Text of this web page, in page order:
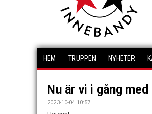
HEM TRUPPEN NYHETER
Nu är vi i gång
2023-10-04 10:57